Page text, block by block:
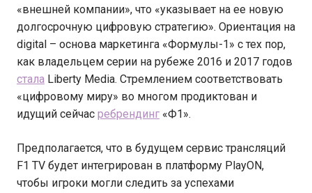
«внешней компании», что «указывает на ее новую
долгосрочную цифровую стратегию». Ориентация на
digital – основа маркетинга «Формулы-1» с тех пор,
как владельцем серии на рубеже 2016 и 2017 годов
стала Liberty Media. Стремлением соответствовать
«цифровому миру» во многом продиктован и
идущий сейчас ребрендинг «Ф1».
Предполагается, что в будущем сервис трансляций
F1 TV будет интегрирован в платформу PlayON,
чтобы игроки могли следить за успехами